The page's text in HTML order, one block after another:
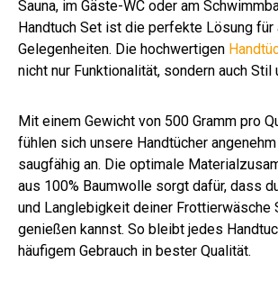
Sauna, im Gäste-WC oder am
Handtuch Set ist die perfekte Lösung für
Gelegenheiten. Die hochwertigen
nicht nur Funktionalität, sondern auch Stil
Mit einem Gewicht von 500 Gramm pro
fühlen sich unsere Handtücher
saugfähig an. Die optimale
aus 100% Baumwolle sorgt dafür, dass
und Langlebigkeit deiner Frottierwäsche
genießen kannst. So bleibt jedes
häufigem Gebrauch in bester Qualität.